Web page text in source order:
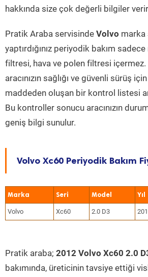
hakkında size çok değerli bilgiler
Pratik Araba servisinde Volvo marka
yaptırdığınız periyodik bakım
filtresi, hava ve polen filtresi içermez.
aracınızın sağlığı ve güvenli sürüş
maddeden oluşan bir kontrol listesi
Bu kontroller sonucu aracınızın
geniş bilgi sunulur.
Volvo Xc60 Periyodik Bakım
Marka Seri Model Yıl
Volvo Xc60 2.0 D3
Pratik araba; 2012 Volvo Xc60 2.0
bakımında, üreticinin tavsiye ettiği